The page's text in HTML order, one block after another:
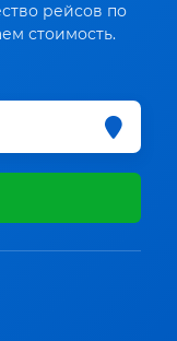
рейсов по
стоимость.